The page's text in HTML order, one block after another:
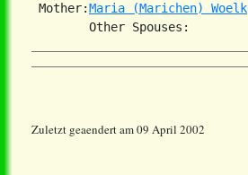
Mother:Maria (Marichen) Woelk
Zuletzt geaendert am 09 April 2002